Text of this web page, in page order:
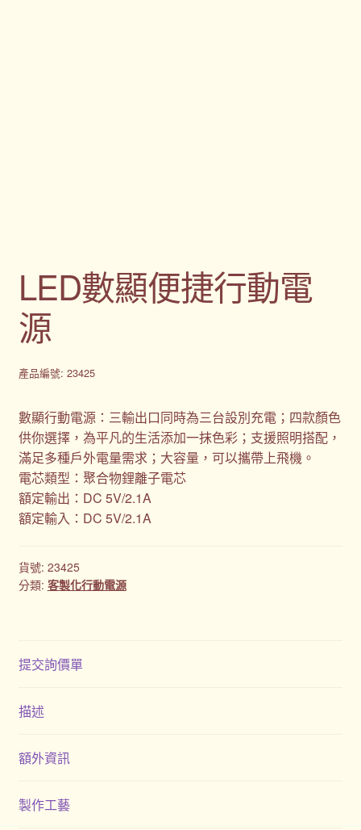
LED數顯便捷行動電
源
產品編號: 23425
數顯行動電源：三輸出口同時為三台設別充電；四款顏色
供你選擇，為平凡的生活添加一抹色彩；支援照明搭配，
滿足多種戶外電量需求；大容量，可以攜帶上飛機。
電芯類型：聚合物鋰離子電芯
額定輸出：DC 5V/2.1A
額定輸入：DC 5V/2.1A
貨號: 23425
分類: 客製化行動電源
提交詢價單
描述
額外資訊
製作工藝